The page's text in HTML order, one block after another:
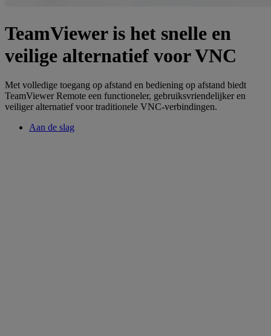
TeamViewer is het snelle en
veilige alternatief voor VNC
Met volledige toegang op afstand en bediening op afstand biedt
TeamViewer Remote een functioneler, gebruiksvriendelijker en
veiliger alternatief voor traditionele VNC-verbindingen.
Aan de slag